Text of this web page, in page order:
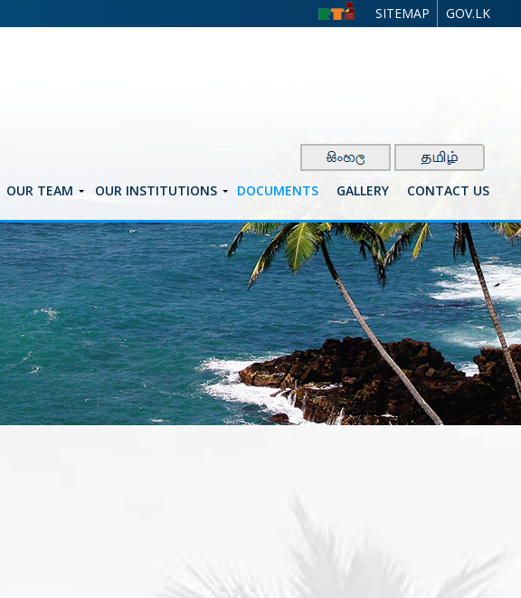
SITEMAP GOV.LK
OUR TEAM OUR INSTITUTIONS DOCUMENTS GALLERY CONTACT US